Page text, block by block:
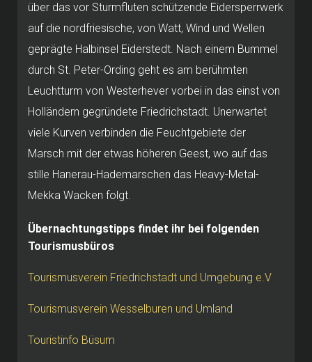
über das vor Sturmfluten schützende Eidersperrwerk
auf die nordfriesische, von Watt, Wind und Wellen
geprägte Halbinsel Eiderstedt. Nach einem Bummel
durch St. Peter-Ording geht es am berühmten
Leuchtturm von Westerhever vorbei in das einst von
Holländern gegründete Friedrichstadt. Unerwartet
viele Kurven verbinden die Feuchtgebiete der
Marsch mit der etwas höheren Geest, wo auf das
stille Hanerau-Hademarschen das Heavy-Metal-
Mekka Wacken folgt.
Übernachtungstipps findet ihr bei folgenden
Tourismusbüros
Tourismusverein Friedrichstadt und Umgebung e.V
Tourismusverein Wesselburen und Umland
Touristinfo Büsum